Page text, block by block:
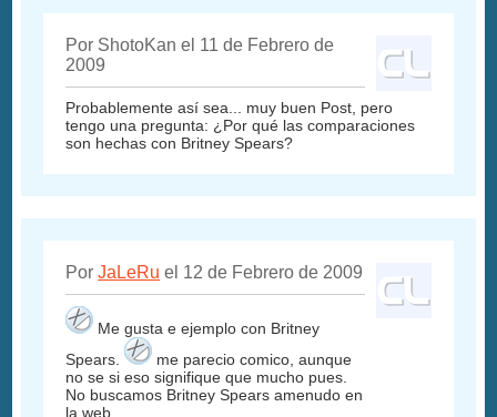
Por ShotoKan el 11 de Febrero de
2009
Probablemente así sea... muy buen Post, pero
tengo una pregunta: ¿Por qué las comparaciones
son hechas con Britney Spears?
PorJaLeRu el 12 de Febrero de 2009
Me gusta e ejemplo con Britney
Spears.
me parecio comico, aunque
no se si eso signifique que mucho pues.
No buscamos Britney Spears amenudo en
la web.